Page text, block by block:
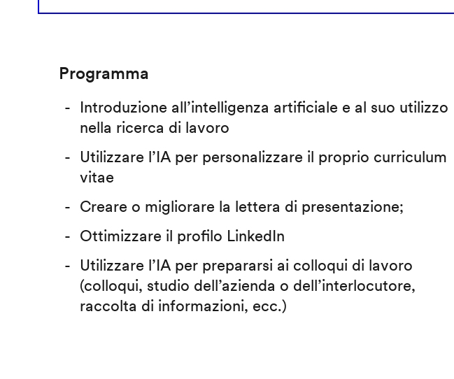
Programma
Introduzione all’intelligenza artificiale e al suo utilizzo
nella ricerca di lavoro
Utilizzare l’IA per personalizzare il proprio curriculum
vitae
Creare o migliorare la lettera di presentazione;
Ottimizzare il profilo LinkedIn
Utilizzare l’IA per prepararsi ai colloqui di lavoro
(colloqui, studio dell’azienda o dell’interlocutore,
raccolta di informazioni, ecc.)